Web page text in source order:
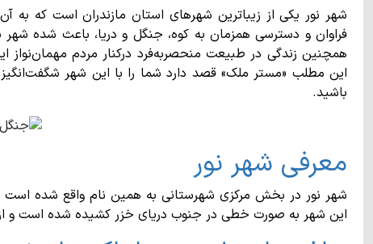
شهر نور یکی از زیباترین شهرهای استان مازندران است که
فراوان و دسترسی همزمان به کوه، جنگل و دریا، باعث شده شهر
همچنین زندگی در طبیعت منحصربه‌فرد درکنار مردم مهمان‌نواز
این مطلب «مستر ملک» قصد دارد شما را با این شهر شگفت‌انگیز
باشید.
معرفی شهر نور
این شهر به صورت خطی در جنوب دریای خزر کشیده شده است و